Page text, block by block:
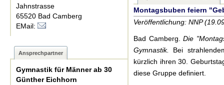
Jahnstrasse
65520 Bad Camberg
EMail:
Ansprechpartner
Gymnastik für Männer ab 30
Günther Eichhorn
Montagsbuben feiern
Veröffentlichung: NNP
Bad Camberg.Die
Gymnastik.
Bei
kürzlich ihren 30.
diese Gruppe definiert.